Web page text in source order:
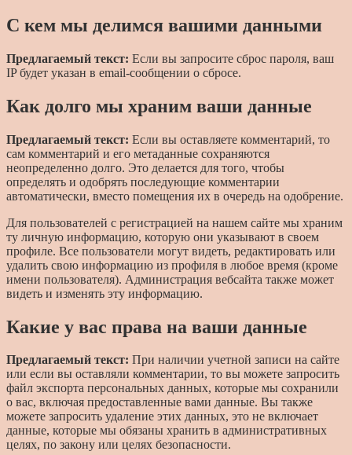
С кем мы делимся вашими данными
Предлагаемый текст: Если вы запросите сброс пароля, ваш
IP будет указан в email-сообщении о сбросе.
Как долго мы храним ваши данные
Предлагаемый текст: Если вы оставляете комментарий, то
сам комментарий и его метаданные сохраняются
неопределенно долго. Это делается для того, чтобы
определять и одобрять последующие комментарии
автоматически, вместо помещения их в очередь на одобрение.
Для пользователей с регистрацией на нашем сайте мы храним
ту личную информацию, которую они указывают в своем
профиле. Все пользователи могут видеть, редактировать или
удалить свою информацию из профиля в любое время (кроме
имени пользователя). Администрация вебсайта также может
видеть и изменять эту информацию.
Какие у вас права на ваши данные
Предлагаемый текст: При наличии учетной записи на сайте
или если вы оставляли комментарии, то вы можете запросить
файл экспорта персональных данных, которые мы сохранили
о вас, включая предоставленные вами данные. Вы также
можете запросить удаление этих данных, это не включает
данные, которые мы обязаны хранить в административных
целях, по закону или целях безопасности.